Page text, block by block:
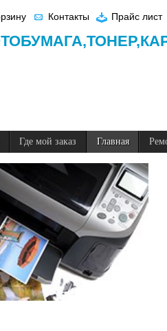
Контакты Прайс лист
ТОНЕР,
Где мой заказ Главная